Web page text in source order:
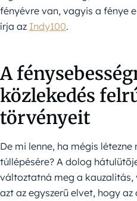
fényévre van, vagyis a fénye
írja az Indy100.
A
közlekedés
törvényeit
De mi lenne, ha mégis
túllépésére? A dolog
változtatná meg a
azt az egyszerű elvet, hogy